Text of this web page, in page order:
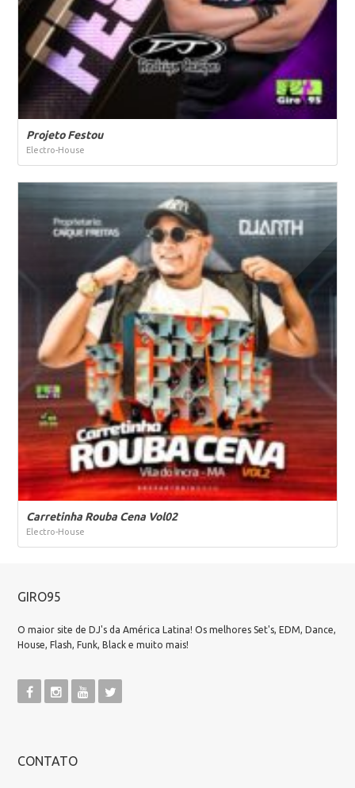
Projeto Festou
Electro-House
Carretinha Rouba Cena Vol02
Electro-House
GIRO95
O maior site de DJ's da América Latina! Os melhores Set's, EDM, Dance,
House, Flash, Funk, Black e muito mais!
CONTATO